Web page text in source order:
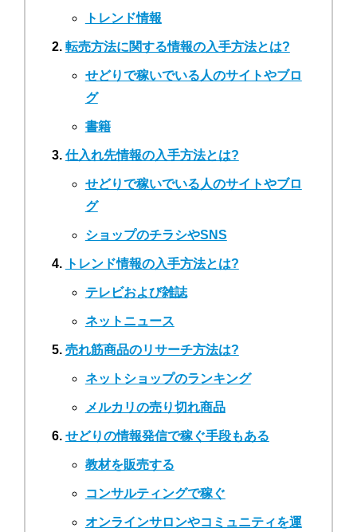
トレンド情報
転売方法に関する情報の入手方法とは?
せどりで稼いでいる人のサイトやブロ
グ
書籍
仕入れ先情報の入手方法とは?
せどりで稼いでいる人のサイトやブロ
グ
ショップのチラシやSNS
トレンド情報の入手方法とは?
テレビおよび雑誌
ネットニュース
売れ筋商品のリサーチ方法は?
ネットショップのランキング
メルカリの売り切れ商品
せどりの情報発信で稼ぐ手段もある
教材を販売する
コンサルティングで稼ぐ
オンラインサロンやコミュニティを運